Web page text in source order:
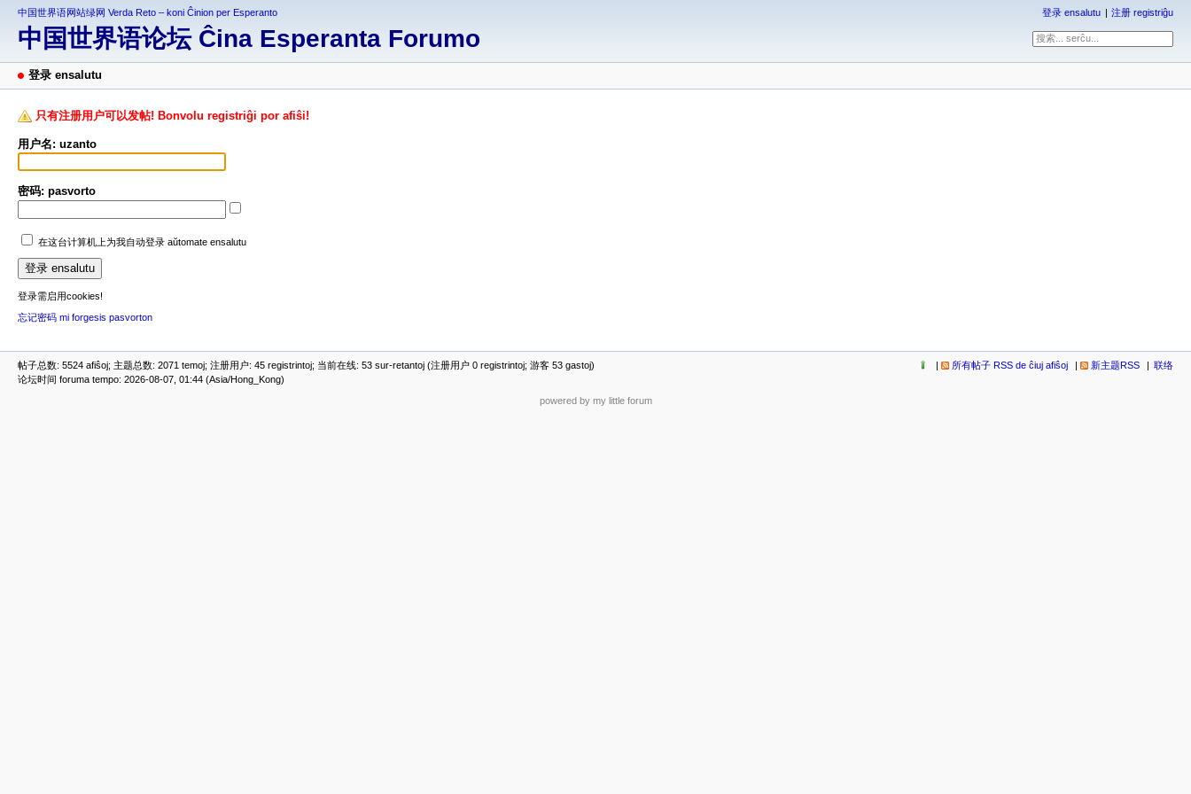
中国世界语网站绿网 Verda Reto – koni Ĉinion per Esperanto
中国世界语论坛 Ĉina Esperanta Forumo
登录 ensalutu 注册 registriĝu
登录 ensalutu
只有注册用户可以发帖! Bonvolu registriĝi por afiŝi!
用户名: uzanto
密码: pasvorto
在这台计算机上为我自动登录 aŭtomate ensalutu
登录需启用cookies!
忘记密码 mi forgesis pasvorton
帖子总数: 5524 afiŝoj; 主题总数: 2071 temoj; 注册用户: 45 registrintoj; 当前在线: 53 sur-retantoj (注册用户 0 registrintoj; 游客 53 gastoj)
论坛时间 foruma tempo: 2026-08-07, 01:44 (Asia/Hong_Kong)
所有帖子 RSS de ĉiuj afiŝoj 新主题RSS 联络
powered by my little forum